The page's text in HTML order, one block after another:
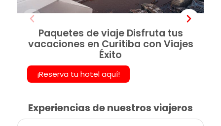
Paquetes de viaje Disfruta tus
vacaciones en Curitiba con Viajes
Éxito
¡Reserva tu hotel aquí!
Experiencias de nuestros viajeros